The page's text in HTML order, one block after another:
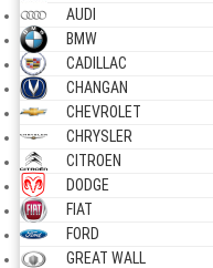
AUDI
BMW
CADILLAC
CHANGAN
CHEVROLET
CHRYSLER
CITROEN
DODGE
FIAT
FORD
GREAT WALL